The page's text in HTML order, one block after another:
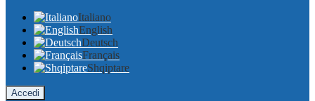
Italiano
English
Deutsch
Français
Shqiptare
Accedi